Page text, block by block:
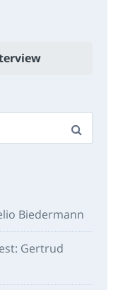
Biedermann
Gertrud